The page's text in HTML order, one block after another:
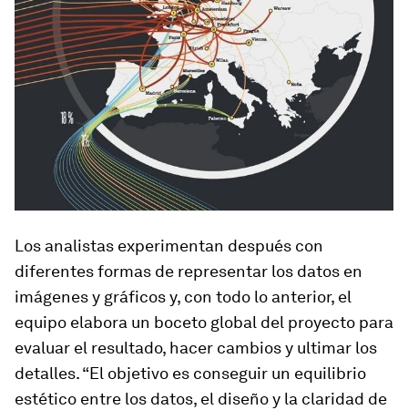
Los analistas experimentan después con
diferentes formas de representar los datos en
imágenes y gráficos y, con todo lo anterior, el
equipo elabora un boceto global del proyecto para
evaluar el resultado, hacer cambios y ultimar los
detalles. “El objetivo es conseguir un equilibrio
estético entre los datos, el diseño y la claridad de